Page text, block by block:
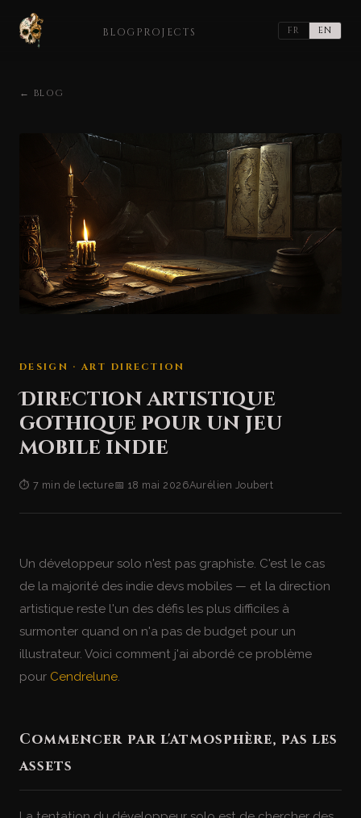
BLOG PROJECTS FR EN
← BLOG
DESIGN · ART DIRECTION
Direction artistique
gothique pour un jeu
mobile indie
⏱ 7 min de lecture📅 18 mai 2026Aurélien Joubert
Un développeur solo n'est pas graphiste. C'est le cas
de la majorité des indie devs mobiles — et la direction
artistique reste l'un des défis les plus difficiles à
surmonter quand on n'a pas de budget pour un
illustrateur. Voici comment j'ai abordé ce problème
pour Cendrelune.
Commencer par l'atmosphère, pas les
assets